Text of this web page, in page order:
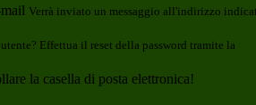
Verrà inviato un messaggio all'indirizzo
Effettua il reset della password tramite la
la casella di posta elettronica!